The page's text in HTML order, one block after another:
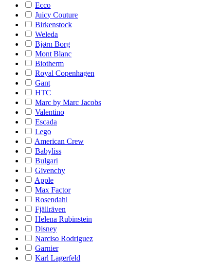
Ecco
Juicy Couture
Birkenstock
Weleda
Bjørn Borg
Mont Blanc
Biotherm
Royal Copenhagen
Gant
HTC
Marc by Marc Jacobs
Valentino
Escada
Lego
American Crew
Babyliss
Bulgari
Givenchy
Apple
Max Factor
Rosendahl
Fjällräven
Helena Rubinstein
Disney
Narciso Rodriguez
Garnier
Karl Lagerfeld